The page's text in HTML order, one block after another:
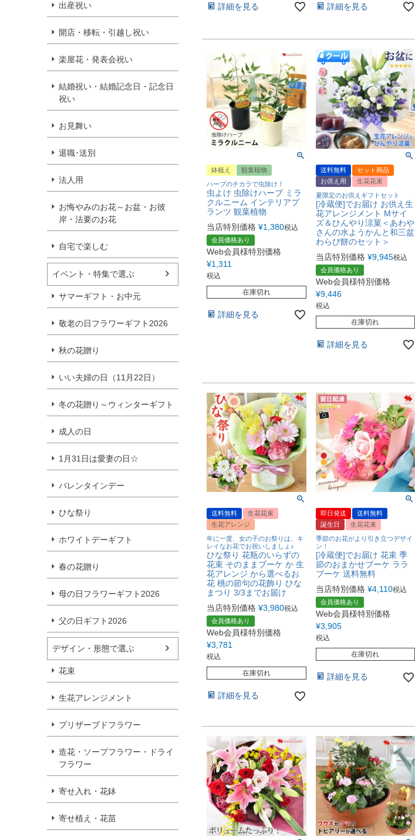
出産祝い
開店・移転・引越し祝い
楽屋花・発表会祝い
結婚祝い・結婚記念日・記念日
祝い
お見舞い
退職･送別
法人用
お悔やみのお花～お盆・お彼
岸・法要のお花
自宅で楽しむ
イベント・特集で選ぶ
サマーギフト・お中元
敬老の日フラワーギフト2026
秋の花贈り
いい夫婦の日（11月22日）
冬の花贈り～ウィンターギフト
成人の日
1月31日は愛妻の日☆
バレンタインデー
ひな祭り
ホワイトデーギフト
春の花贈り
母の日フラワーギフト2026
父の日ギフト2026
デザイン・形態で選ぶ
花束
生花アレンジメント
プリザーブドフラワー
造花・ソープフラワー・ドライ
フラワー
寄せ入れ・花鉢
寄せ植え・花苗
詳細を見る 詳細を見る
鉢植え
観葉植物
ハーブのチカラで虫除け！
虫よけ 虫除けハーブ ミラ
クルニーム インテリアプ
ランツ 観葉植物
当店特別価格 ¥1,380税込
会員価格あり
Web会員様特別価格
¥1,311
税込
在庫切れ
詳細を見る
送料無料
セット商品
お供え用
生花花束
夏限定のお供えギフトセット
[冷蔵便]でお届け お供え生
花アレンジメント Mサイ
ズ＆ひんやり涼菓＜あわや
さんの水ようかんと和三盆
わらび餅のセット＞
当店特別価格 ¥9,945税込
会員価格あり
Web会員様特別価格
¥9,446
税込
在庫切れ
詳細を見る
送料無料
生花花束
生花アレンジ
年に一度、女の子のお祭りは、キ
レイなお花でお祝いしましょ♪
ひな祭り 花瓶のいらずの
花束 そのままブーケ か 生
花アレンジ から選べるお
花 桃の節句の花飾り ひな
まつり 3/3までお届け
当店特別価格 ¥3,980税込
会員価格あり
Web会員様特別価格
¥3,781
税込
在庫切れ
詳細を見る
即日発送
送料無料
誕生日
生花花束
季節のお花がより引き立つデザイ
ン！
[冷蔵便]でお届け 花束 季
節のおまかせブーケ ララ
ブーケ 送料無料
当店特別価格 ¥4,110税込
会員価格あり
Web会員様特別価格
¥3,905
税込
在庫切れ
詳細を見る